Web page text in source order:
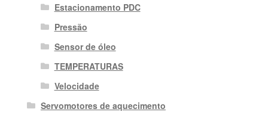
Estacionamento PDC
Pressão
Sensor de óleo
TEMPERATURAS
Velocidade
Servomotores de aquecimento